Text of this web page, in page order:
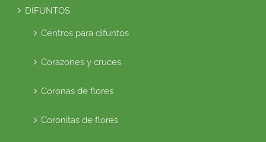
DIFUNTOS
Centros para difuntos
Corazones y cruces
Coronas de flores
Coronitas de flores